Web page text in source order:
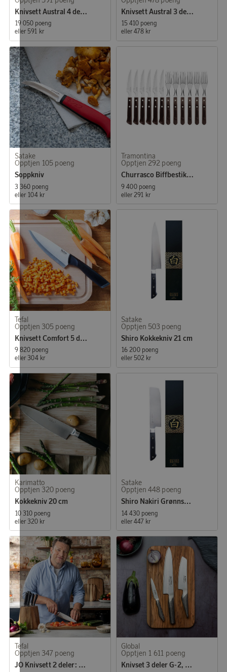
Knivsett Austral 4 deler Stål/Sort
19 050 poeng
eller 591 kr
Knivsett Austral 3 deler Stål/Sort
15 410 poeng
eller 478 kr
Satake
Opptjen 105 poeng
Soppkniv
3 360 poeng
eller 104 kr
Tramontina
Opptjen 292 poeng
Churrasco Biffbestikk 12 stk
9 400 poeng
eller 291 kr
Tefal
Opptjen 305 poeng
Knivsett Comfort 5 deler
9 820 poeng
eller 304 kr
Satake
Opptjen 503 poeng
Shiro Kokkekniv 21 cm
16 200 poeng
eller 502 kr
Karimatto
Opptjen 320 poeng
Kokkekniv 20 cm
10 310 poeng
eller 320 kr
Satake
Opptjen 448 poeng
Shiro Nakiri Grønnsakskniv 16 cm
14 430 poeng
eller 447 kr
Tefal
Opptjen 347 poeng
JO Knivsett 2 deler: Kokk 15 cm + Skrellekniv 9 cm
Global
Opptjen 1 611 poeng
Knivset 3 deler G-2, GS-5, GS-38